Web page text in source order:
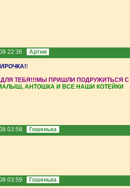
22:36 Артни
!
ДЛЯ ТЕБЯ!!!МЫ ПРИШЛИ ПОДРУЖИТЬСЯ С
АНТОШКА И ВСЕ НАШИ КОТЕЙКИ
03:58 Гошенька
03:59 Гошенька